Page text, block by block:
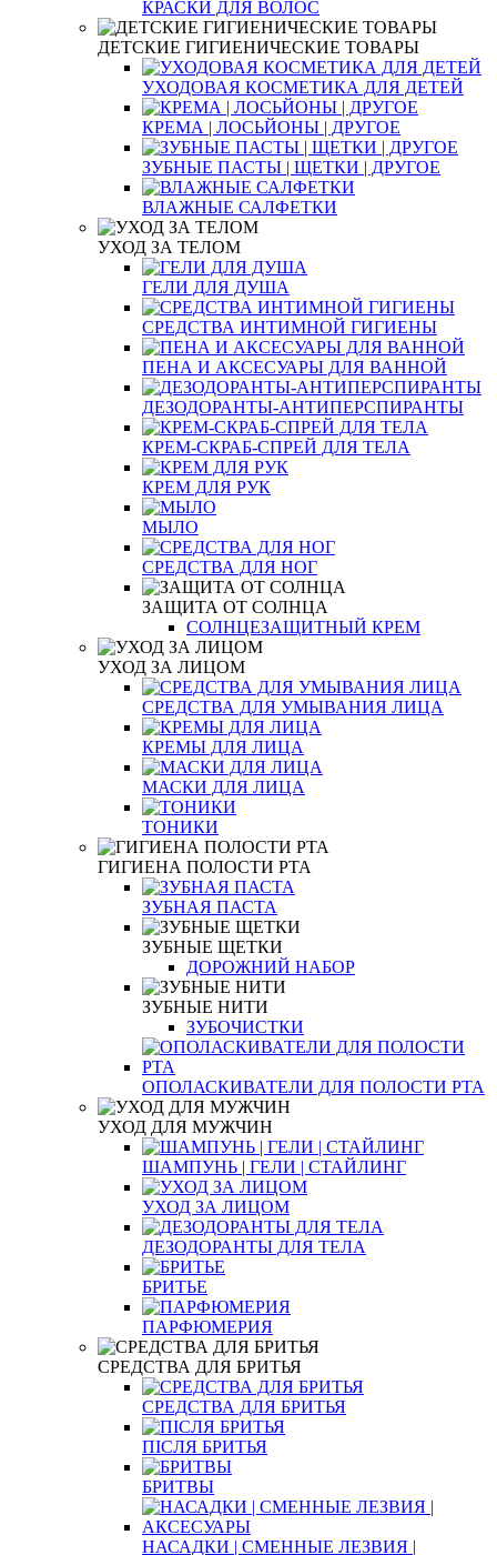
КРАСКИ ДЛЯ ВОЛОС
ДЕТСКИЕ ГИГИЕНИЧЕСКИЕ ТОВАРЫ
УХОДОВАЯ КОСМЕТИКА ДЛЯ ДЕТЕЙ
КРЕМА | ЛОСЬЙОНЫ | ДРУГОЕ
ЗУБНЫЕ ПАСТЫ | ЩЕТКИ | ДРУГОЕ
ВЛАЖНЫЕ САЛФЕТКИ
УХОД ЗА ТЕЛОМ
ГЕЛИ ДЛЯ ДУША
СРЕДСТВА ИНТИМНОЙ ГИГИЕНЫ
ПЕНА И АКСЕСУАРЫ ДЛЯ ВАННОЙ
ДЕЗОДОРАНТЫ-АНТИПЕРСПИРАНТЫ
КРЕМ-СКРАБ-СПРЕЙ ДЛЯ ТЕЛА
КРЕМ ДЛЯ РУК
МЫЛО
СРЕДСТВА ДЛЯ НОГ
ЗАЩИТА ОТ СОЛНЦА
СОЛНЦЕЗАЩИТНЫЙ КРЕМ
УХОД ЗА ЛИЦОМ
СРЕДСТВА ДЛЯ УМЫВАНИЯ ЛИЦА
КРЕМЫ ДЛЯ ЛИЦА
МАСКИ ДЛЯ ЛИЦА
ТОНИКИ
ГИГИЕНА ПОЛОСТИ РТА
ЗУБНАЯ ПАСТА
ЗУБНЫЕ ЩЕТКИ
ДОРОЖНИЙ НАБОР
ЗУБНЫЕ НИТИ
ЗУБОЧИСТКИ
ОПОЛАСКИВАТЕЛИ ДЛЯ ПОЛОСТИ РТА
УХОД ДЛЯ МУЖЧИН
ШАМПУНЬ | ГЕЛИ | СТАЙЛИНГ
УХОД ЗА ЛИЦОМ
ДЕЗОДОРАНТЫ ДЛЯ ТЕЛА
БРИТЬЕ
ПАРФЮМЕРИЯ
СРЕДСТВА ДЛЯ БРИТЬЯ
СРЕДСТВА ДЛЯ БРИТЬЯ
ПІСЛЯ БРИТЬЯ
БРИТВЫ
НАСАДКИ | СМЕННЫЕ ЛЕЗВИЯ |